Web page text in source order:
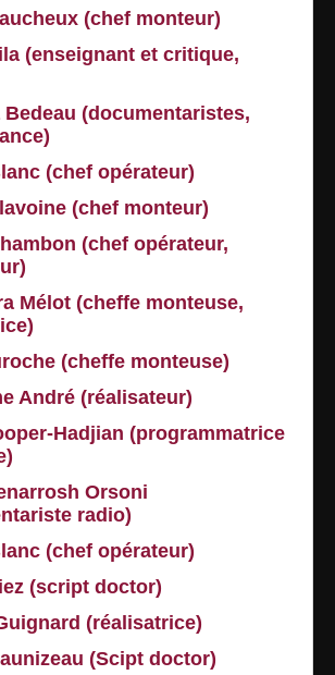
(chef monteur)
(enseignant et critique,
(documentaristes,
(chef opérateur)
(chef monteur)
(chef opérateur,
Mélot (cheffe monteuse,
(cheffe monteuse)
André (réalisateur)
Hadjian (programmatrice
Orsoni
radio)
(chef opérateur)
(script doctor)
(réalisatrice)
(Scipt doctor)